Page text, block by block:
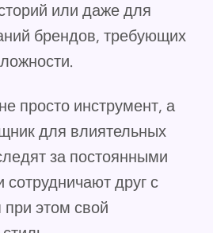
или даже для
брендов, требующих
просто инструмент, а
для влиятельных
за постоянными
друг с
при этом свой